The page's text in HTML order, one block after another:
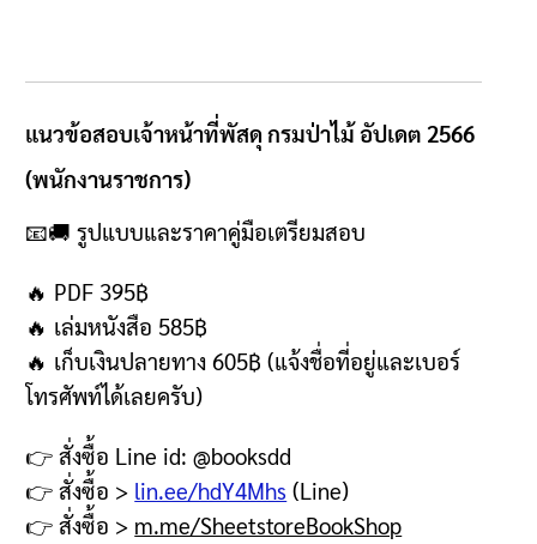
แนวข้อสอบเจ้าหน้าที่พัสดุ กรมป่าไม้ อัปเดต 2566
(พนักงานราชการ)
📧🚚รูปแบบและราคาคู่มือเตรียมสอบ
🔥 PDF 395฿
🔥 เล่มหนังสือ 585฿
🔥 เก็บเงินปลายทาง 605฿ (แจ้งชื่อที่อยู่และเบอร์
โทรศัพท์ได้เลยครับ)
👉 สั่งซื้อ Line id: @booksdd
👉 สั่งซื้อ > lin.ee/hdY4Mhs (Line)
👉 สั่งซื้อ > m.me/SheetstoreBookShop